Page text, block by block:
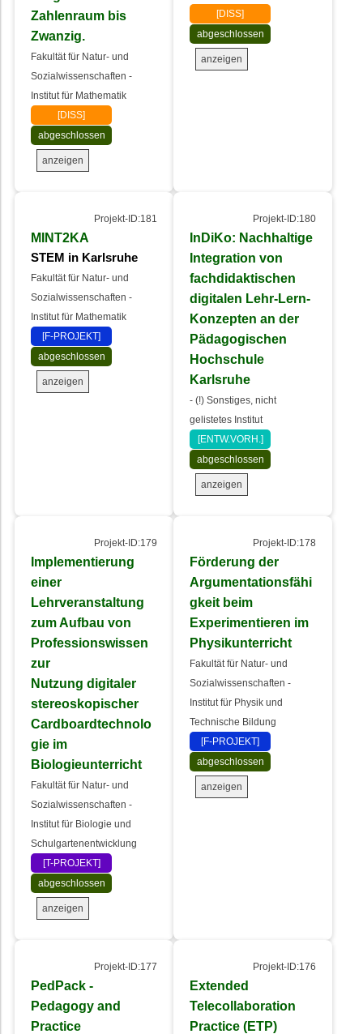
Zahlenraum bis
Zwanzig.
Fakultät für Natur- und
Sozialwissenschaften -
Institut für Mathematik
[DISS]
abgeschlossen
anzeigen
[DISS]
abgeschlossen
anzeigen
Projekt-ID:181
MINT2KA
STEM in Karlsruhe
Fakultät für Natur- und
Sozialwissenschaften -
Institut für Mathematik
[F-PROJEKT]
abgeschlossen
anzeigen
Projekt-ID:180
InDiKo: Nachhaltige
Integration von
fachdidaktischen
digitalen Lehr-Lern-
Konzepten an der
Pädagogischen
Hochschule
Karlsruhe
- (!) Sonstiges, nicht
gelistetes Institut
[ENTW.VORH.]
abgeschlossen
anzeigen
Projekt-ID:179
Implementierung
einer
Lehrveranstaltung
zum Aufbau von
Professionswissen
zur
Nutzung digitaler
stereoskopischer
Cardboardtechnolo
gie im
Biologieunterricht
Fakultät für Natur- und
Sozialwissenschaften -
Institut für Biologie und
Schulgartenentwicklung
[T-PROJEKT]
abgeschlossen
anzeigen
Projekt-ID:178
Förderung der
Argumentationsfähi
gkeit beim
Experimentieren im
Physikunterricht
Fakultät für Natur- und
Sozialwissenschaften -
Institut für Physik und
Technische Bildung
[F-PROJEKT]
abgeschlossen
anzeigen
Projekt-ID:177
PedPack -
Pedagogy and
Practice
Projekt-ID:176
Extended
Telecollaboration
Practice (ETP)